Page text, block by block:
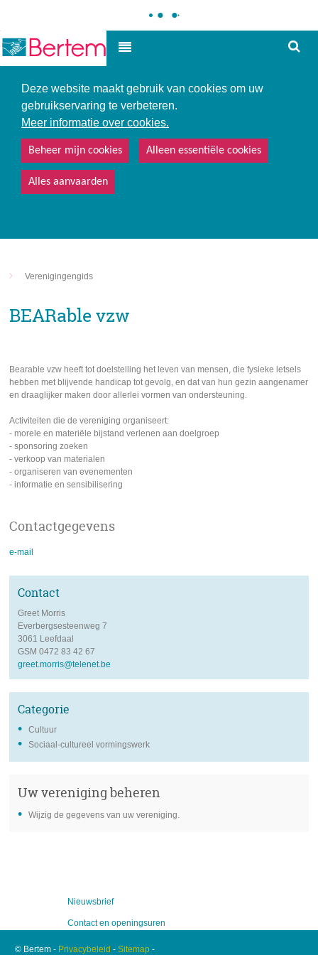
Deze website maakt gebruik van cookies om uw
gebruikservaring te verbeteren.
Meer informatie over cookies.
Beheer mijn cookies Alleen essentiële cookies
Alles aanvaarden
Nieuwsbrief
Contact en openingsuren
Verenigingengids
BEARable vzw
Bearable vzw heeft tot doelstelling het leven van mensen, die fysieke letsels
hebben met blijvende handicap tot gevolg, en dat van hun gezin aangenamer
en draaglijker maken door allerlei vormen van ondersteuning.
Activiteiten die de vereniging organiseert:
- morele en materiële bijstand verlenen aan doelgroep
- sponsoring zoeken
- verkoop van materialen
- organiseren van evenementen
- informatie en sensibilisering
Contactgegevens
e-
e-mail
Contact
naam
Greet Morris
adres
Everbergsesteenweg 7
3061 Leefdaal
GSM 0472 83 42 67
e-
greet.morris@telenet.be
Categorie
Cultuur
Sociaal-cultureel vormingswerk
Uw vereniging beheren
Wijzig de gegevens van uw vereniging.
© Bertem - Privacybeleid - Sitemap-